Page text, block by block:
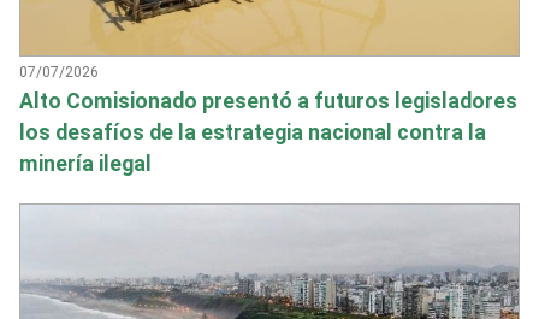
07/07/2026
Alto Comisionado presentó a futuros legisladores
los desafíos de la estrategia nacional contra la
minería ilegal